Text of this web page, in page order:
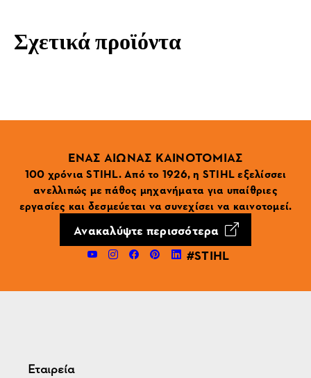
Σχετικά προϊόντα
ΕΝΑΣ ΑΙΩΝΑΣ ΚΑΙΝΟΤΟΜΙΑΣ
100 χρόνια STIHL. Από το 1926, η STIHL εξελίσσει
ανελλιπώς με πάθος μηχανήματα για υπαίθριες
εργασίες και δεσμεύεται να συνεχίσει να καινοτομεί.
Ανακαλύψτε περισσότερα
#STIHL
Εταιρεία